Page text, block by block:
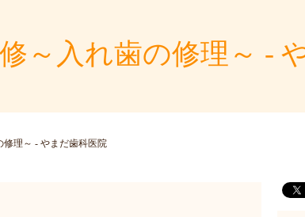
～入れ歯の修理～ -
理～ - やまだ歯科医院